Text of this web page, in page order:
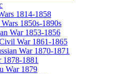
1814-1858
1850s-1890s
War 1853-1856
War 1861-1865
War 1870-1871
1881
War 1879